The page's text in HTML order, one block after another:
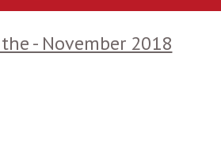
- November 2018